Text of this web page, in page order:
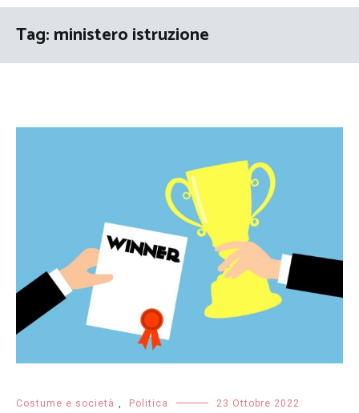
Tag:ministero istruzione
Costume e società , Politica 23 Ottobre 2022